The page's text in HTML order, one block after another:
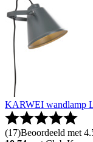
KARWEI wandlamp
(17)Beoordeeld met